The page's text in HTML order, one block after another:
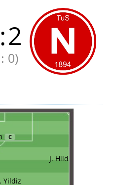
:2
: 0)
C
J. Hild
Yildiz